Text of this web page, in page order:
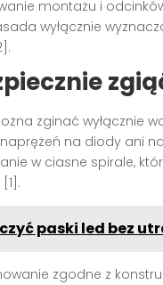
montażu i
wyłącznie
zginać wyłącznie
na diody ani
w ciasne spirale,
paski led bez
zgodne z